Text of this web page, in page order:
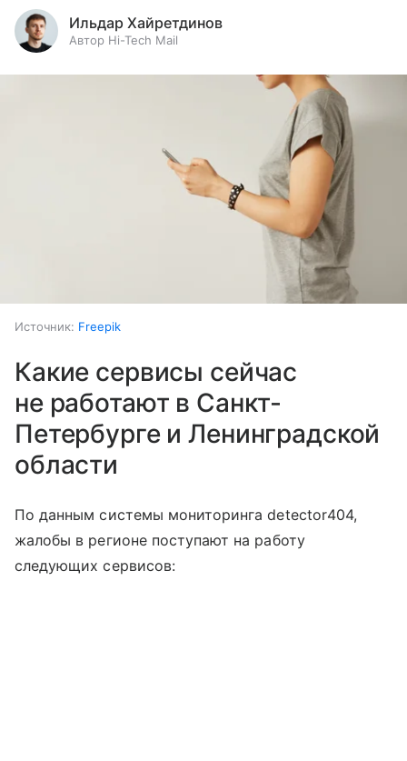
Ильдар Хайретдинов
Автор Hi-Tech Mail
Источник: Freepik
Какие сервисы сейчас
не работают в Санкт-
Петербурге и Ленинградской
области
По данным системы мониторинга detector404,
жалобы в регионе поступают на работу
следующих сервисов: